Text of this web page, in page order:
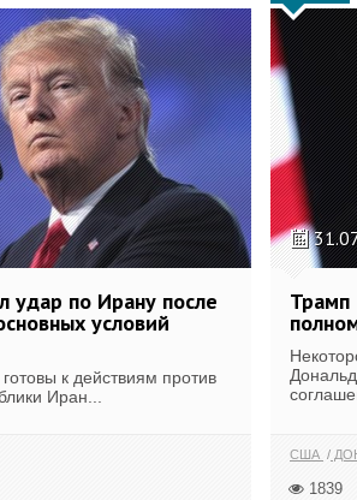
удар по Ирану после
условий
к действиям против
Иран...
Трамп
США
1839